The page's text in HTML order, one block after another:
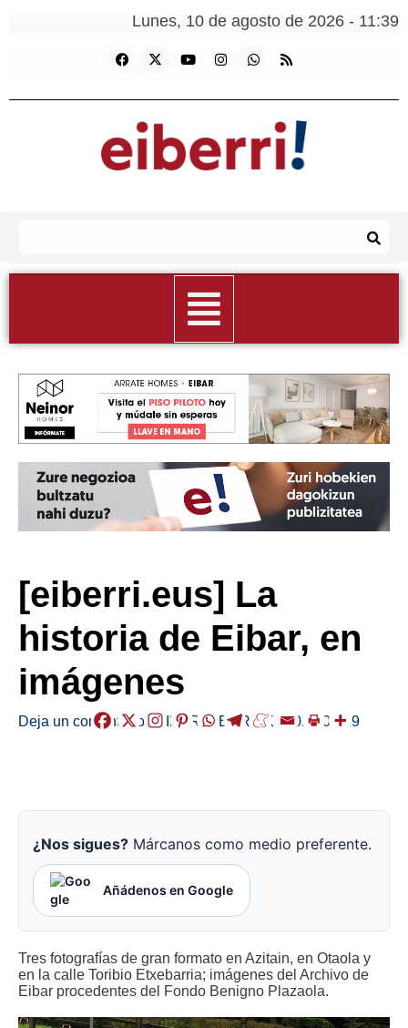
Lunes, 10 de agosto de 2026 - 11:39
[eiberri.eus] La
historia de Eibar, en
imágenes
Deja un comentario /EIBAR ,HERRIAK /2018-01-29
¿Nos sigues? Márcanos como medio preferente.
Añádenos en Google
Tres fotografías de gran formato en Azitain, en Otaola y
en la calle Toribio Etxebarria; imágenes del Archivo de
Eibar procedentes del Fondo Benigno Plazaola.